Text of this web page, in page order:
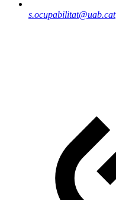
s.ocupabilitat@uab.cat